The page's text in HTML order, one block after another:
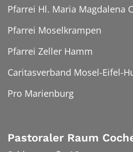
Pfarrei Hl. Maria Magdalena
Pfarrei Moselkrampen
Pfarrei Zeller Hamm
Caritasverband Mosel-Eifel-
Pro Marienburg
Pastoraler Raum